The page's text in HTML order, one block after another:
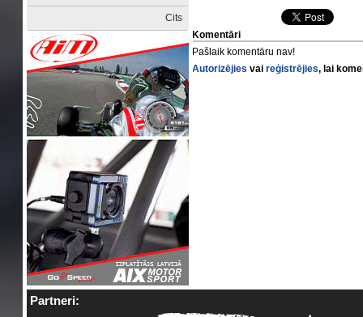
Cits
Komentāri
Pašlaik komentāru nav!
Autorizējies vaireģistrējies, lai
Partneri: